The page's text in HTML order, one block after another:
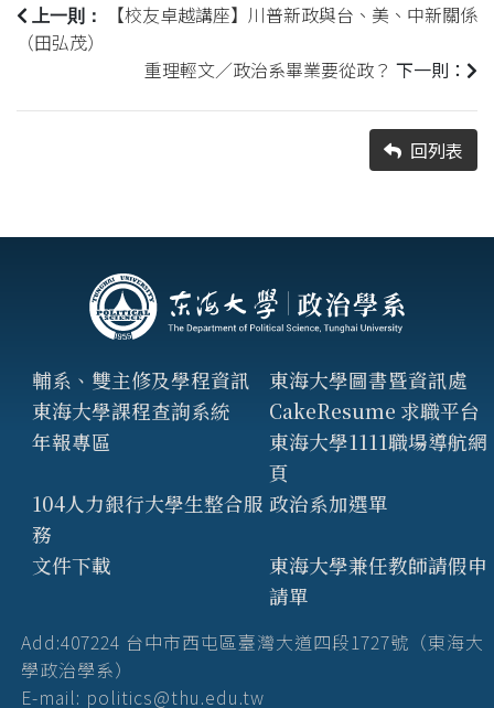
上一則：
【校友卓越講座】川普新政與台、美、中新關係
（田弘茂）
重理輕文／政治系畢業要從政？ 下一則：
回列表
輔系、雙主修及學程資訊
東海大學圖書暨資訊處
東海大學課程查詢系統
CakeResume 求職平台
年報專區
東海大學1111職場導航網
頁
104人力銀行大學生整合服
務
政治系加選單
文件下載
東海大學兼任教師請假申
請單
Add:407224 台中市西屯區臺灣大道四段1727號（東海大
學政治學系）
E-mail: politics@thu.edu.tw